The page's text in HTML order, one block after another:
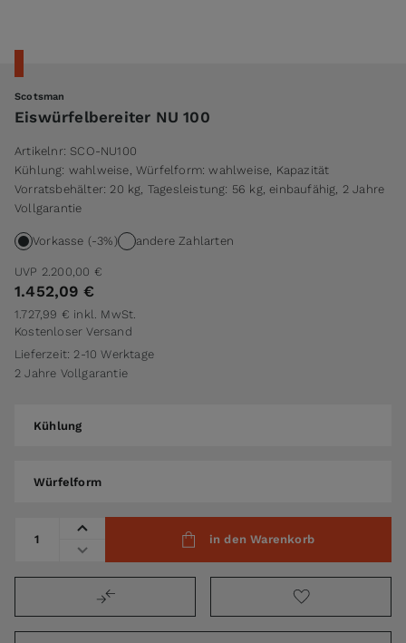
Scotsman
Eiswürfelbereiter NU 100
Artikelnr: SCO-NU100
Kühlung: wahlweise, Würfelform: wahlweise, Kapazität
Vorratsbehälter: 20 kg, Tagesleistung: 56 kg, einbaufähig, 2 Jahre
Vollgarantie
Vorkasse (-3%) andere Zahlarten
UVP 2.200,00 €
1.452,09 €
1.727,99 € inkl. MwSt.
Kostenloser Versand
Lieferzeit: 2-10 Werktage
2 Jahre Vollgarantie
Kühlung
Würfelform
in den Warenkorb